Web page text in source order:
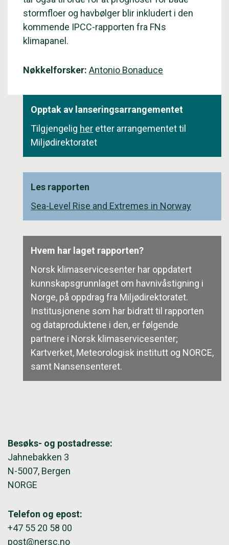
stormfloer og havbølger blir inkludert i den
kommende IPCC-rapporten fra FNs
klimapanel.
Nøkkelforsker: Antonio Bonaduce
Opptak av lanseringsarrangementet
Tilgjengelig her etter arrangementet til
Miljødirektoratet
Les rapporten
Sea-Level Rise and Extremes in Norway
Hvem har laget rapporten?
Norsk klimaservicesenter har oppdatert
kunnskapsgrunnlaget om havnivåstigning i
Norge, på oppdrag fra Miljødirektoratet.
Institusjonene som har bidratt til rapporten
og dataproduktene i den, er følgende
partnere i Norsk klimaservicesenter;
Kartverket, Meteorologisk institutt og NORCE,
samt Nansensenteret.
Besøks- og postadresse:
Jahnebakken 3
N-5007, Bergen
NORGE
Telefon og epost:
+47 55 20 58 00
post@nersc.no